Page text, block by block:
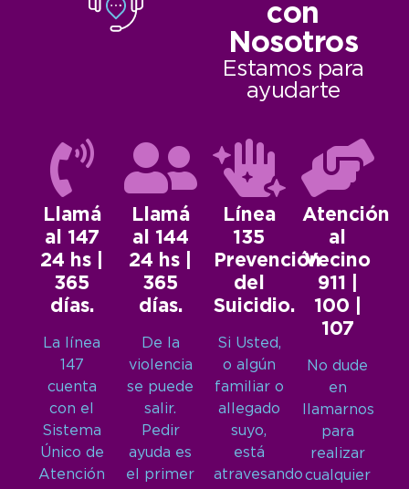
con
Nosotros
Estamos para
ayudarte
Llamá
al 147
24 hs |
365
días.
La línea
147
cuenta
con el
Sistema
Único de
Atención
Llamá
al 144
24 hs |
365
días.
De la
violencia
se puede
salir.
Pedir
ayuda es
el primer
Línea
135
Prevención
del
Suicidio.
Si Usted,
o algún
familiar o
allegado
suyo,
está
atravesando
Atención
al
Vecino
911 |
100 |
107
No dude
en
llamarnos
para
realizar
cualquier